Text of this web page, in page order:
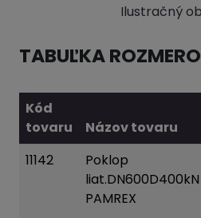
Ilustračný
TABUĽKA
Kód
tovaru
Názov tovaru
11142
Poklop
liat.DN600D400kN
PAMREX